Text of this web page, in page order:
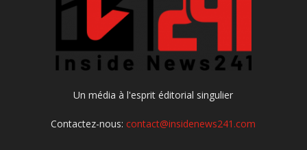
Un média à l'esprit éditorial singulier
Contactez-nous:contact@insidenews241.com